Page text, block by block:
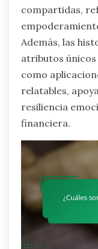
compartidas,
Además, las
atributos únicos
como
relatables,
resiliencia
financiera.